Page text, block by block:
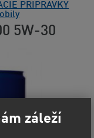
PRÍPRAVKY
5W-30
záleží